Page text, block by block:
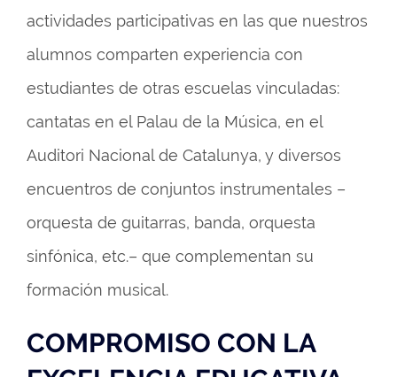
actividades participativas en las que nuestros
alumnos comparten experiencia con
estudiantes de otras escuelas vinculadas:
cantatas en el Palau de la Música, en el
Auditori Nacional de Catalunya, y diversos
encuentros de conjuntos instrumentales –
orquesta de guitarras, banda, orquesta
sinfónica, etc.– que complementan su
formación musical.
COMPROMISO CON LA